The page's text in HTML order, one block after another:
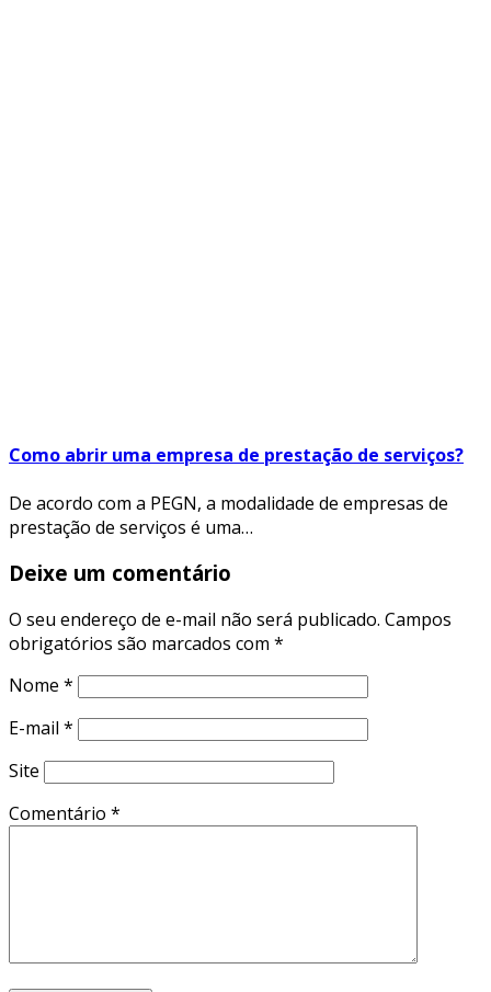
Como abrir uma empresa de prestação de serviços?
De acordo com a PEGN, a modalidade de empresas de
prestação de serviços é uma…
Deixe um comentário
O seu endereço de e-mail não será publicado. Campos
obrigatórios são marcados com *
Nome *
E-mail *
Site
Comentário *